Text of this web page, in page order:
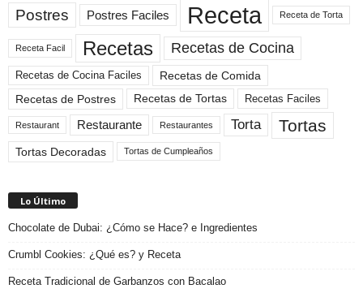
Postres Postres Faciles Receta Receta de Torta
Receta Facil Recetas Recetas de Cocina
Recetas de Cocina Faciles
Recetas de Comida
Recetas de Postres
Recetas de Tortas Recetas Faciles
Restaurant Restaurante Restaurantes Torta Tortas
Tortas Decoradas Tortas de Cumpleaños
Lo Último
Chocolate de Dubai: ¿Cómo se Hace? e Ingredientes
Crumbl Cookies: ¿Qué es? y Receta
Receta Tradicional de Garbanzos con Bacalao